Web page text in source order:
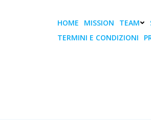
HOME MISSION TEAM
TERMINI E CONDIZIONI